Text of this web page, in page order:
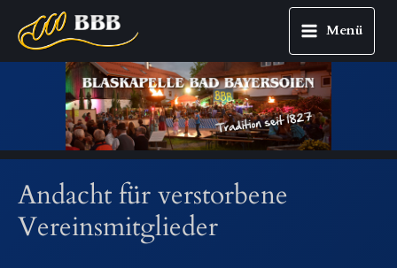
Main
Menu
Menü
Andacht für verstorbene
Vereinsmitglieder